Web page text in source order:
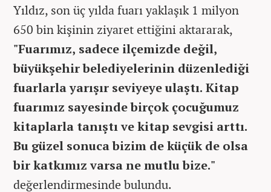
Yıldız, son üç yılda fuarı yaklaşık 1 milyon
650 bin kişinin ziyaret ettiğini aktararak,
"Fuarımız, sadece ilçemizde değil,
büyükşehir belediyelerinin düzenlediği
fuarlarla yarışır seviyeye ulaştı. Kitap
fuarımız sayesinde birçok çocuğumuz
kitaplarla tanıştı ve kitap sevgisi arttı.
Bu güzel sonuca bizim de küçük de olsa
bir katkımız varsa ne mutlu bize."
değerlendirmesinde bulundu.